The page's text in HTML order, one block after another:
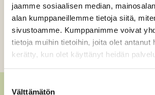
jaamme sosiaalisen median,
alan kumppaneillemme tietoja siitä,
sivustoamme. Kumppanimme voivat
tietoja muihin tietoihin, joita olet antanut
kerätty, kun olet käyttänyt heidän
Välttämätön
Erikoisruokavaliot
Ravintosisältö
Lisätiedot